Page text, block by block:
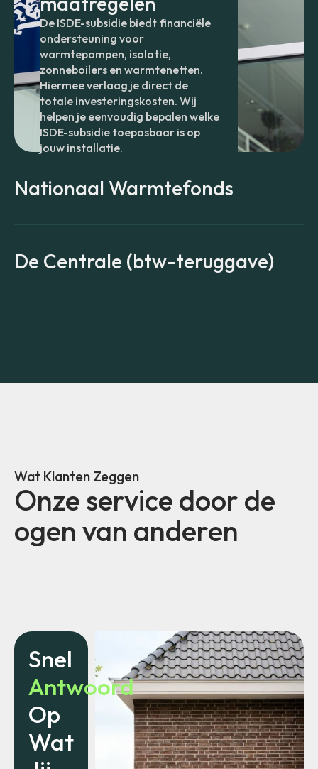
Nationaal Warmtefonds
De Centrale (btw-teruggave)
De ISDE-subsidie biedt financiële
ondersteuning voor
warmtepompen, isolatie,
zonneboilers en warmtenetten.
Hiermee verlaag je direct de
totale investeringskosten. Wij
helpen je eenvoudig bepalen welke
ISDE-subsidie toepasbaar is op
jouw installatie.
Wat Klanten Zeggen
Onze service door de
ogen van anderen
Snel
Antwoord
Op
Wat